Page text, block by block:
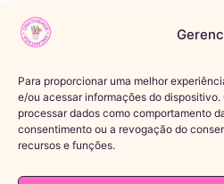
Para proporcionar uma melhor
e/ou acessar informações do
processar dados como comportamento
consentimento ou a revogação do
recursos e funções.